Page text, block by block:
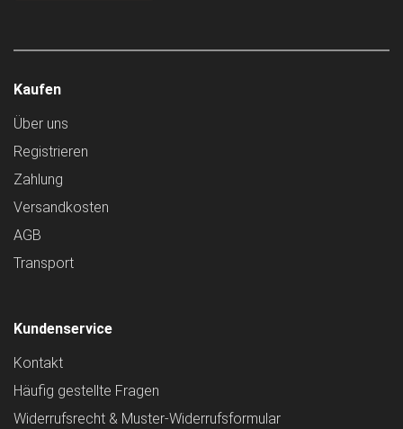
Kaufen
Über uns
Registrieren
Zahlung
Versandkosten
AGB
Transport
Kundenservice
Kontakt
Häufig gestellte Fragen
Widerrufsrecht & Muster-Widerrufsformular